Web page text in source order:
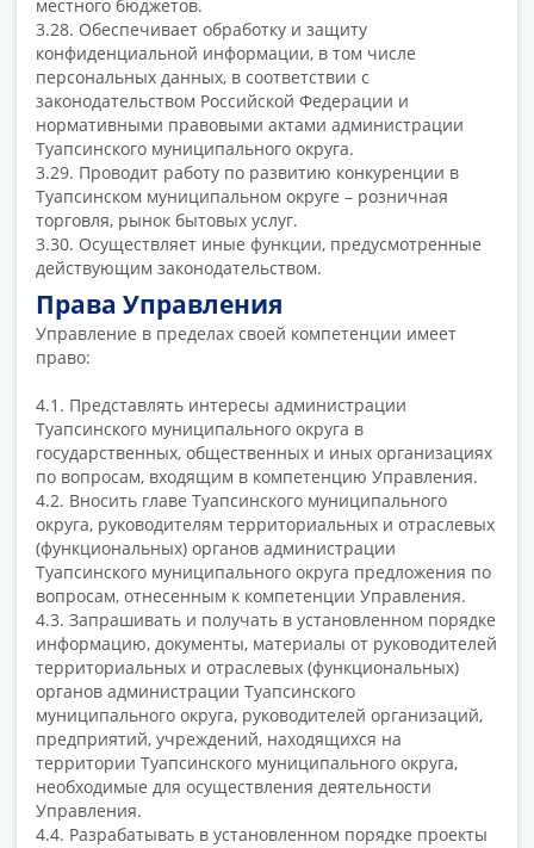
местного бюджетов.
3.28. Обеспечивает обработку и защиту
конфиденциальной информации, в том числе
персональных данных, в соответствии с
законодательством Российской Федерации и
нормативными правовыми актами администрации
Туапсинского муниципального округа.
3.29. Проводит работу по развитию конкуренции в
Туапсинском муниципальном округе – розничная
торговля, рынок бытовых услуг.
3.30. Осуществляет иные функции, предусмотренные
действующим законодательством.
Права Управления
Управление в пределах своей компетенции имеет
право:
4.1. Представлять интересы администрации
Туапсинского муниципального округа в
государственных, общественных и иных организациях
по вопросам, входящим в компетенцию Управления.
4.2. Вносить главе Туапсинского муниципального
округа, руководителям территориальных и отраслевых
(функциональных) органов администрации
Туапсинского муниципального округа предложения по
вопросам, отнесенным к компетенции Управления.
4.3. Запрашивать и получать в установленном порядке
информацию, документы, материалы от руководителей
территориальных и отраслевых (функциональных)
органов администрации Туапсинского
муниципального округа, руководителей организаций,
предприятий, учреждений, находящихся на
территории Туапсинского муниципального округа,
необходимые для осуществления деятельности
Управления.
4.4. Разрабатывать в установленном порядке проекты